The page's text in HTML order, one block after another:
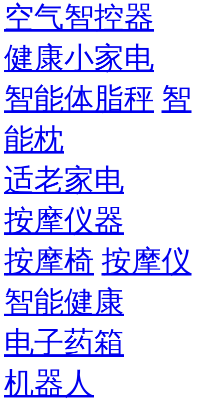
空气智控器
健康小家电
智能体脂秤 智
能枕
适老家电
按摩仪器
按摩椅 按摩仪
智能健康
电子药箱
机器人